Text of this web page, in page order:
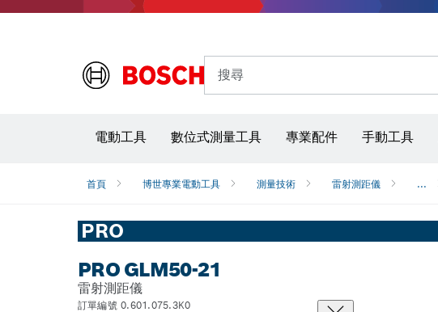
搜尋
電動工具 數位式測量工具 專業配件 手動工具
首頁 博世專業電動工具 測量技術 雷射測距儀 ...
PRO
PRO GLM50-21
雷射測距儀
訂單編號 0.601.075.3K0